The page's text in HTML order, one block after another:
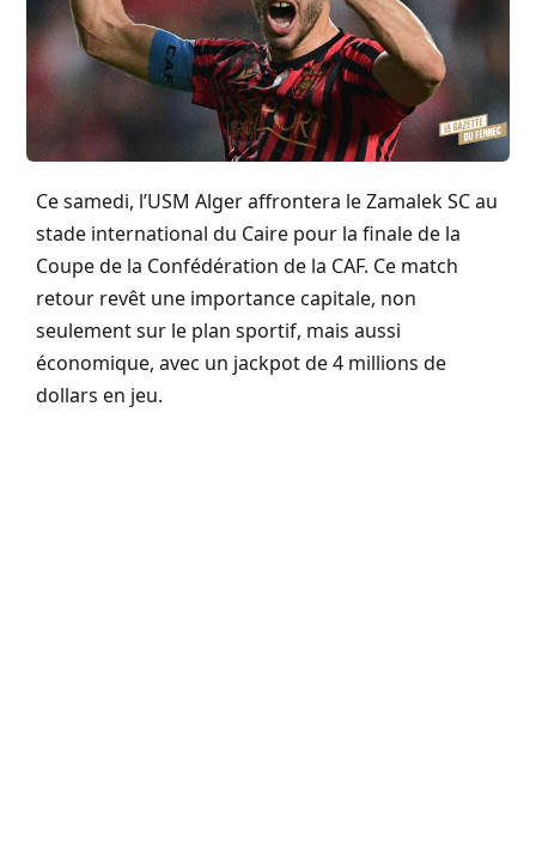
Ce samedi, l’USM Alger affrontera le Zamalek SC au
stade international du Caire pour la finale de la
Coupe de la Confédération de la CAF. Ce match
retour revêt une importance capitale, non
seulement sur le plan sportif, mais aussi
économique, avec un jackpot de 4 millions de
dollars en jeu.